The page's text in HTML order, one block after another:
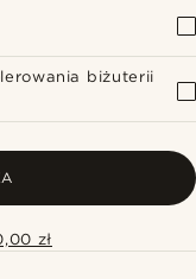
biżuterii
zł